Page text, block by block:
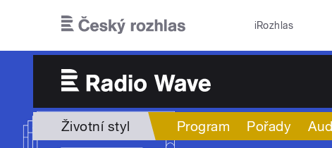
iRozhlas
Životní styl Program Pořady